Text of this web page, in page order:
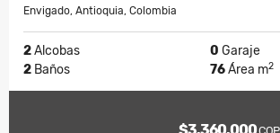
Envigado, Antioquia, Colombia
2Alcobas 0 Garaje
2 Baños 76Área m2